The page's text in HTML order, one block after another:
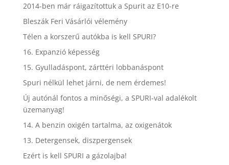
2014-ben már ráigazítottuk a Spurit az E10-re
Bleszák Feri Vásárlói vélemény
Télen a korszerű autókba is kell SPURI?
16. Expanzió képesség
15. Gyulladáspont, zárttéri lobbanáspont
Spuri nélkül lehet járni, de nem érdemes!
Új autónál fontos a minőségi, a SPURI-val adalékolt
üzemanyag!
14. A benzin oxigén tartalma, az oxigenátok
13. Detergensek, diszpergensek
Ezért is kell SPURI a gázolajba!